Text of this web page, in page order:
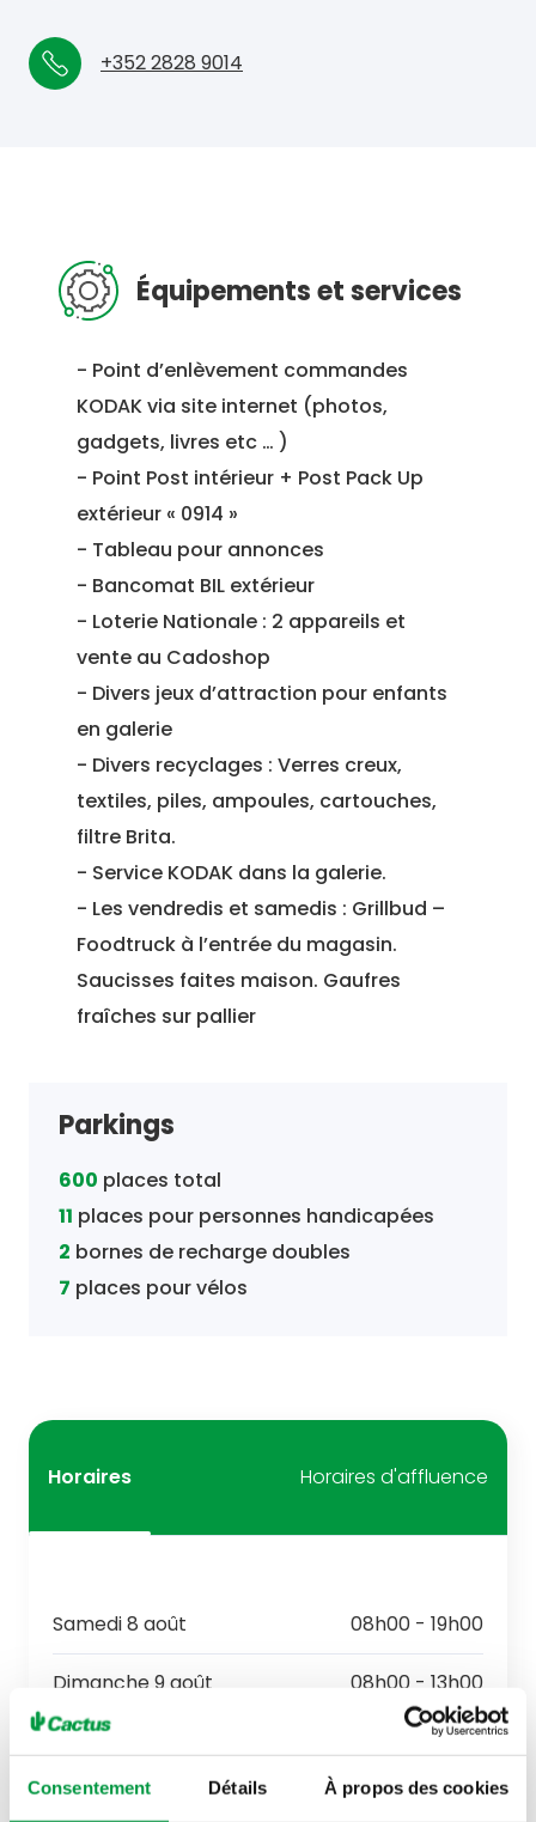
Consentement Détails À propos des cookies
+352 2828 9014
Équipements et services
- Point d’enlèvement commandes
KODAK via site internet (photos,
gadgets, livres etc … )
- Point Post intérieur + Post Pack Up
extérieur « 0914 »
- Tableau pour annonces
- Bancomat BIL extérieur
- Loterie Nationale : 2 appareils et
vente au Cadoshop
- Divers jeux d’attraction pour enfants
en galerie
- Divers recyclages : Verres creux,
textiles, piles, ampoules, cartouches,
filtre Brita.
- Service KODAK dans la galerie.
- Les vendredis et samedis : Grillbud –
Foodtruck à l’entrée du magasin.
Saucisses faites maison. Gaufres
fraîches sur pallier
Parkings
600 places total
11 places pour personnes handicapées
2 bornes de recharge doubles
7 places pour vélos
Horaires Horaires d'affluence
Samedi 8 août 08h00 - 19h00
Dimanche 9 août 08h00 - 13h00
Lundi 10 août 08h00 - 20h00
Mardi 11 août 08h00 - 20h00